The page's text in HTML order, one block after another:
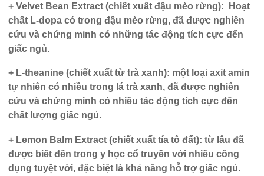
+ Velvet Bean Extract (chiết xuất đậu mèo rừng):
Hoạt
chất L-dopa có trong đậu mèo rừng, đã được nghiên
cứu và chứng minh có những tác động tích cực đến
giấc ngủ.
+ L-theanine (chiết xuất từ trà xanh): một loại axit amin
tự nhiên có nhiều trong lá trà xanh, đã được nghiên
cứu và chứng minh có nhiều tác động tích cực đến
chất lượng giấc ngủ.
+ Lemon Balm Extract (chiết xuất tía tô đất): từ lâu đã
được biết đến trong y học cổ truyền với nhiều công
dụng tuyệt vời, đặc biệt là khả năng hỗ trợ giấc ngủ.